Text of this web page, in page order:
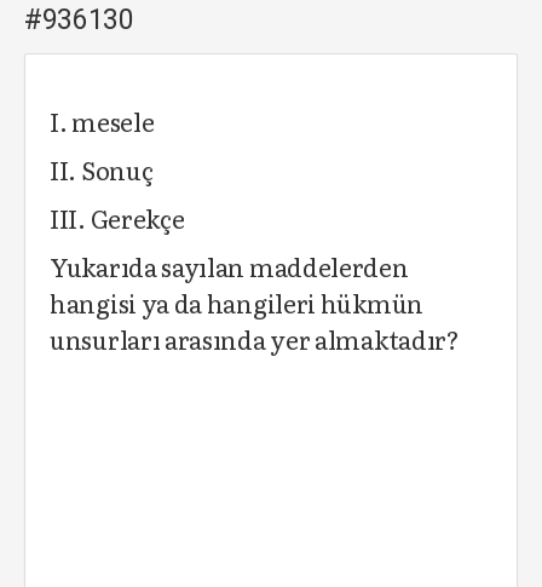
#936130
I. mesele
II. Sonuç
III. Gerekçe
Yukarıda sayılan maddelerden
hangisi ya da hangileri hükmün
unsurları arasında yer almaktadır?